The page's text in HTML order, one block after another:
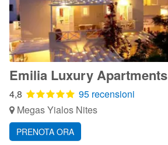
Emilia Luxury Apartments
4,8
95 recensioni
Megas Yialos Nites
PRENOTA ORA